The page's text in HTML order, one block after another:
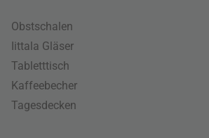
Obstschalen
Iittala Gläser
Tabletttisch
Kaffeebecher
Tagesdecken